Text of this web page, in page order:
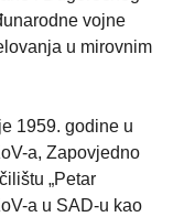
vojne
u mirovnim
1959. godine u
a, Zapovjedno
„Petar
a u SAD-u kao